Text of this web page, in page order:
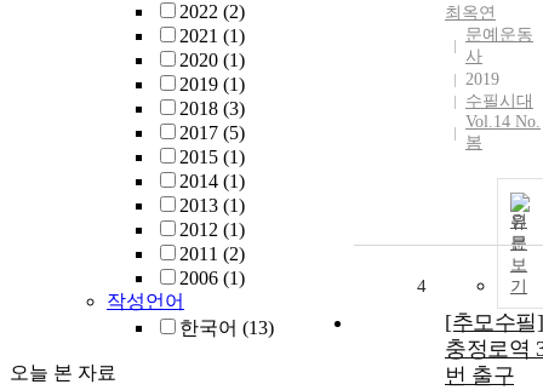
2022 (2)
2021 (1)
2020 (1)
2019 (1)
2018 (3)
2017 (5)
2015 (1)
2014 (1)
2013 (1)
2012 (1)
2011 (2)
2006 (1)
작성언어
한국어 (13)
오늘 본 자료
최옥연
문예운동
사
2019
수필시대
Vol.14 No.
봄
원
문
보
기
4
[추모수필]
충정로역
번 출구